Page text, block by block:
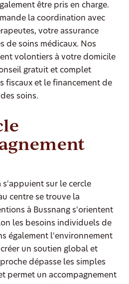
être pris en charge.
la coordination avec
votre assurance
de soins médicaux. Nos
volontiers à votre domicile
gratuit et complet
fiscaux et le financement de
soins.
s'appuient sur le cercle
centre se trouve la
à Bussnang s'orientent
les besoins individuels de
également l'environnement
un soutien global et
dépasse les simples
permet un accompagnement